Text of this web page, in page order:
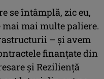
se întâmplă, zic eu,
mai mai multe paliere.
– şi avem
finanţate din
şi Rezilienţă